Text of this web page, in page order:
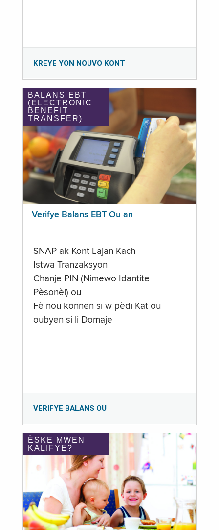
KREYE YON NOUVO KONT
BALANS EBT
(ELECTRONIC
BENEFIT
TRANSFER)
Verifye Balans EBT Ou an
SNAP ak Kont Lajan Kach
Istwa Tranzaksyon
Chanje PIN (Nimewo Idantite
Pèsonèl) ou
Fè nou konnen si w pèdi Kat ou
oubyen si li Domaje
VERIFYE BALANS OU
ÈSKE MWEN
KALIFYE?